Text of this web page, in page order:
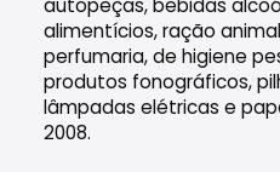
autopeças, bebidas
alimentícios, ração
perfumaria, de higiene
produtos fonográficos,
lâmpadas elétricas e
2008.